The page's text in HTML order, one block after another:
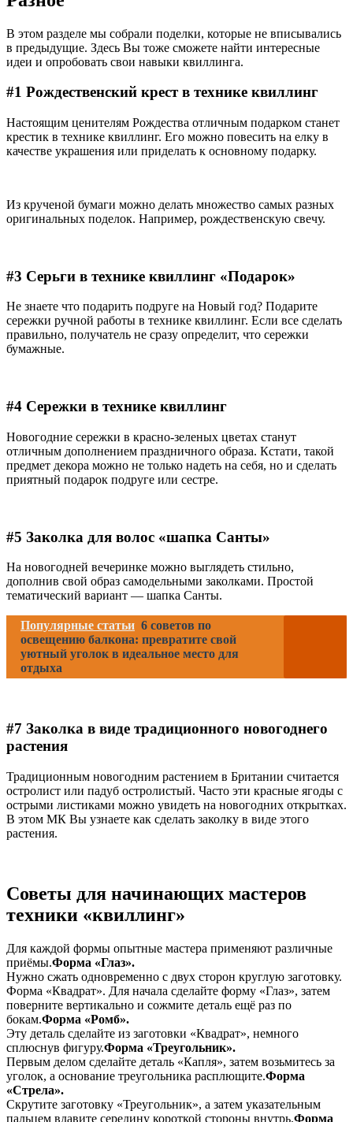
В этом разделе мы собрали поделки, которые не вписывались
в предыдущие. Здесь Вы тоже сможете найти интересные
идеи и опробовать свои навыки квиллинга.
#1 Рождественский крест в технике квиллинг
Настоящим ценителям Рождества отличным подарком станет
крестик в технике квиллинг. Его можно повесить на елку в
качестве украшения или приделать к основному подарку.
Из крученой бумаги можно делать множество самых разных
оригинальных поделок. Например, рождественскую свечу.
#3 Серьги в технике квиллинг «Подарок»
Не знаете что подарить подруге на Новый год? Подарите
сережки ручной работы в технике квиллинг. Если все сделать
правильно, получатель не сразу определит, что сережки
бумажные.
#4 Сережки в технике квиллинг
Новогодние сережки в красно-зеленых цветах станут
отличным дополнением праздничного образа. Кстати, такой
предмет декора можно не только надеть на себя, но и сделать
приятный подарок подруге или сестре.
#5 Заколка для волос «шапка Санты»
На новогодней вечеринке можно выглядеть стильно,
дополнив свой образ самодельными заколками. Простой
тематический вариант — шапка Санты.
Популярные статьи 6 советов по
освещению балкона: превратите свой
уютный уголок в идеальное место для
отдыха
#7 Заколка в виде традиционного новогоднего
растения
Традиционным новогодним растением в Британии считается
остролист или падуб остролистый. Часто эти красные ягоды с
острыми листиками можно увидеть на новогодних открытках.
В этом МК Вы узнаете как сделать заколку в виде этого
растения.
Советы для начинающих мастеров
техники «квиллинг»
Для каждой формы опытные мастера применяют различные
приёмы.Форма «Глаз».
Нужно сжать одновременно с двух сторон круглую заготовку.
Форма «Квадрат». Для начала сделайте форму «Глаз», затем
поверните вертикально и сожмите деталь ещё раз по
бокам.Форма «Ромб».
Эту деталь сделайте из заготовки «Квадрат», немного
сплюснув фигуру.Форма «Треугольник».
Первым делом сделайте деталь «Капля», затем возьмитесь за
уголок, а основание треугольника расплющите.Форма
«Стрела».
Скрутите заготовку «Треугольник», а затем указательным
пальцем вдавите середину короткой стороны внутрь.Форма